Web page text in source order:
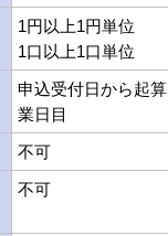
1円以上1円単位
1口以上1口単位
申込受付日から起
業日目
不可
不可